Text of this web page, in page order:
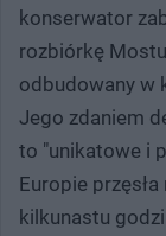
konserwator
rozbiórkę
odbudowany w
Jego zdaniem
to "unikatowe i
Europie
kilkunastu